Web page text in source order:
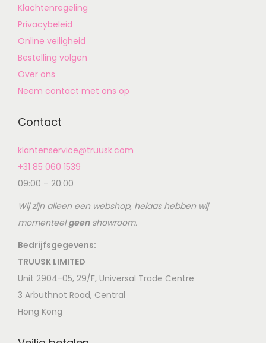
Klachtenregeling
Privacybeleid
Online veiligheid
Bestelling volgen
Over ons
Neem contact met ons op
Contact
klantenservice@truusk.com
+31 85 060 1539
09:00 – 20:00
Wij zijn alleen een webshop, helaas hebben wij
momenteelgeenshowroom.
Bedrijfsgegevens:
TRUUSK LIMITED
Unit 2904-05, 29/F, Universal Trade Centre
3 Arbuthnot Road, Central
Hong Kong